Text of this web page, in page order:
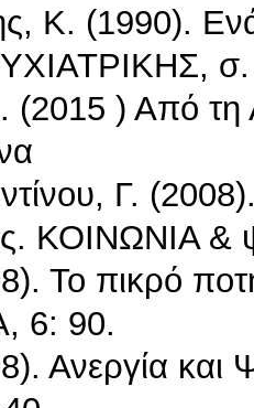
Κ. (1990).
σ.
(2015 ) Από
Γ.
ΚΟΙΝΩΝΙΑ &
Το πικρό
6: 90.
Ανεργία και